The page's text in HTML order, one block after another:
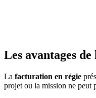
Les avantages
La facturation en régie
projet ou la mission ne peut